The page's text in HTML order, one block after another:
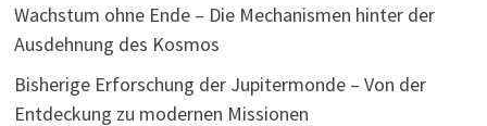
Wachstum ohne Ende – Die Mechanismen hinter der
Ausdehnung des Kosmos
Bisherige Erforschung der Jupitermonde – Von der
Entdeckung zu modernen Missionen